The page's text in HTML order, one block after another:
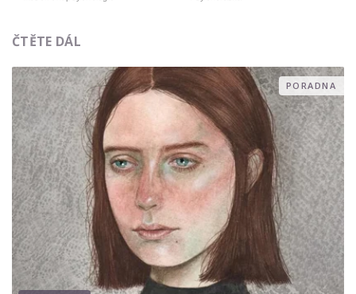
ČTĚTE DÁL
PORADNA